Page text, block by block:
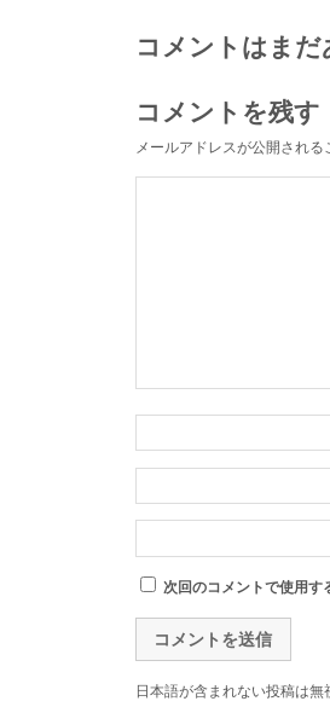
コメントはま
コメントを残す
メールアドレスが公開される
次回のコメントで使用す
日本語が含まれない投稿は無